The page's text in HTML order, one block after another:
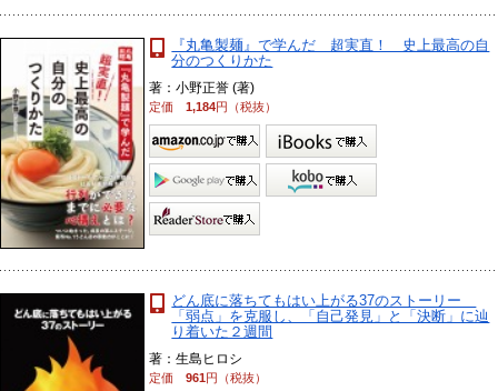
『丸亀製麺』で学んだ 超実直！ 史上最高の自
分のつくりかた
著：小野正誉 (著)
定価1,184円（税抜）
どん底に落ちてもはい上がる37のストーリー
「弱点」を克服し、「自己発見」と「決断」に辿
り着いた２週間
著：生島ヒロシ
定価961円（税抜）